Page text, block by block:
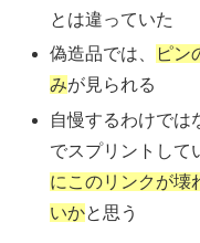
とは違っていた
偽造品では、
ピン
みが見られる
自慢するわけでは
でスプリントして
にこのリンクが壊
いかと思う